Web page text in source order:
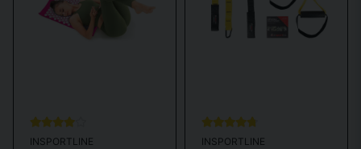
INSPORTLINE INSPORTLINE